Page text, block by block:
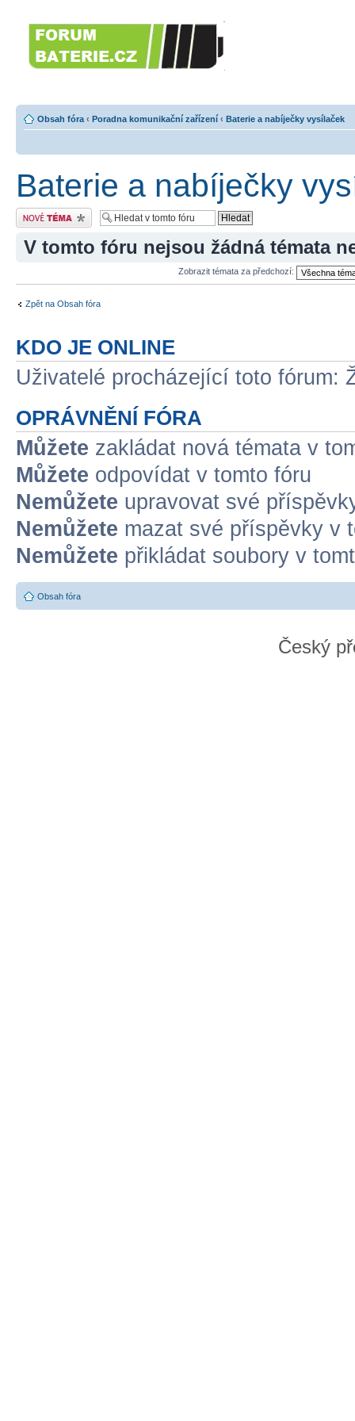
Obsah fóra ‹ Poradna komunikační zařízení ‹ Baterie a nabíječky vysílaček
Baterie a nabíječky
Odeslat nové téma
V tomto fóru nejsou žádná témata
Zobrazit témata za předchozí:
Zpět na Obsah fóra
KDO JE ONLINE
Uživatelé procházející toto fórum:
OPRÁVNĚNÍ FÓRA
Můžete zakládat nová témata v
Můžete odpovídat v tomto fóru
Nemůžete upravovat své
Nemůžete mazat své příspěvky v
Nemůžete přikládat soubory v
Obsah fóra
Český